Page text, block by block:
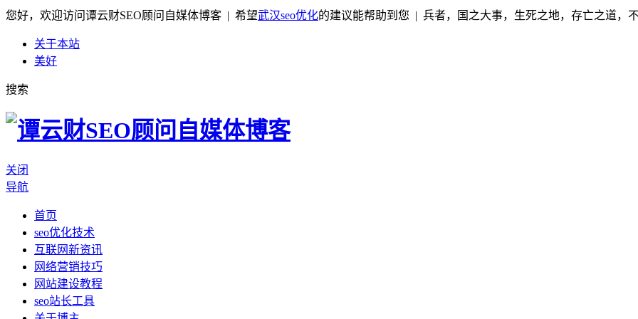
您好，欢迎访问谭云财SEO顾问自媒体博客 | 希望武汉seo优化的建议能帮助到您 | 兵者，国之大事，生死之地，存亡之道，
关于本站
美好
搜索
关闭
导航
首页
seo优化技术
互联网新资讯
网络营销技巧
网站建设教程
seo站长工具